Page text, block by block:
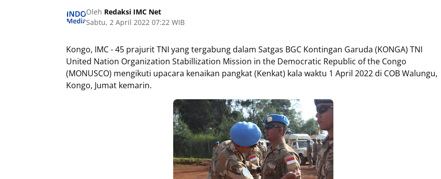
Oleh Redaksi IMC Net
Sabtu, 2 April 2022 07:22 WIB
Kongo, IMC - 45 prajurit TNI yang tergabung dalam Satgas BGC Kontingan Garuda (KONGA) TNI
United Nation Organization Stabillization Mission in the Democratic Republic of the Congo
(MONUSCO) mengikuti upacara kenaikan pangkat (Kenkat) kala waktu 1 April 2022 di COB Walungu,
Kongo, Jumat kemarin.